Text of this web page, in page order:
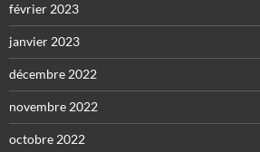
février 2023
janvier 2023
décembre 2022
novembre 2022
octobre 2022